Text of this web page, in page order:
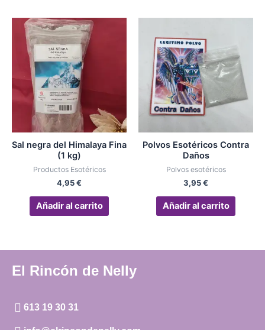
Sal negra del Himalaya Fina
(1 kg)
Productos Esotéricos
4,95€
Añadir al carrito
Polvos Esotéricos Contra
Daños
Polvos esotéricos
3,95€
Añadir al carrito
El Rincón de Nelly
613 19 30 31